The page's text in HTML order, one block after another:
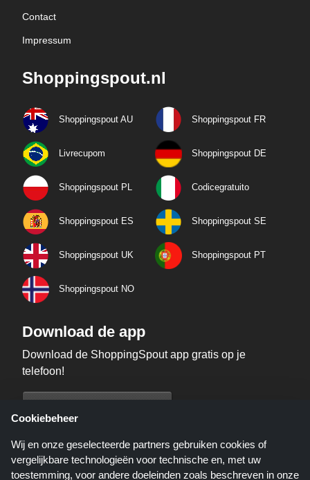
Contact
Impressum
Shoppingspout.nl
Shoppingspout AU Shoppingspout FR
Livrecupom Shoppingspout DE
Shoppingspout PL Codicegratuito
Shoppingspout ES Shoppingspout SE
Shoppingspout UK Shoppingspout PT
Shoppingspout NO
Download de app
Download de ShoppingSpout app gratis op je
telefoon!
Cookiebeheer
Wij en onze geselecteerde partners gebruiken cookies of
vergelijkbare technologieën voor technische en, met uw
toestemming, voor andere doeleinden zoals beschreven in onze